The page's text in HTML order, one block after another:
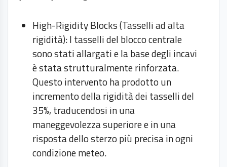
High-Rigidity Blocks (Tasselli ad alta
rigidità): I tasselli del blocco centrale
sono stati allargati e la base degli incavi
è stata strutturalmente rinforzata.
Questo intervento ha prodotto un
incremento della rigidità dei tasselli del
35%, traducendosi in una
maneggevolezza superiore e in una
risposta dello sterzo più precisa in ogni
condizione meteo.